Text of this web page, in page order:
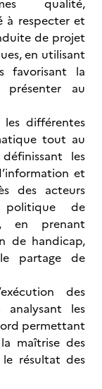
qualité,
à respecter et
de projet
en utilisant
favorisant la
au
différentes
tout au
les
et
des acteurs
de
en prenant
de handicap,
partage de
des
les
permettant
maîtrise des
résultat des